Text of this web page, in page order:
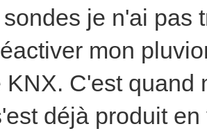
je n'ai pas
mon
KNX. C'est quand
déjà produit